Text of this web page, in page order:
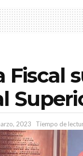
Fiscal
2023 Tiempo de